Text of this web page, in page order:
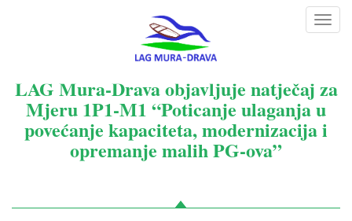
LAG Mura-Drava objavljuje natječaj za
Mjeru 1P1-M1 “Poticanje ulaganja u
povećanje kapaciteta, modernizacija i
opremanje malih PG-ova”